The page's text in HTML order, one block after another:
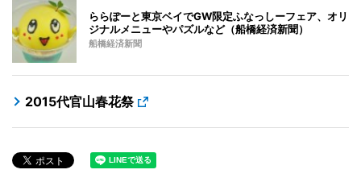
ららぽーと東京ベイでGW限定ふなっしーフェア、オリ
ジナルメニューやパズルなど（船橋経済新聞）
船橋経済新聞
2015代官山春花祭